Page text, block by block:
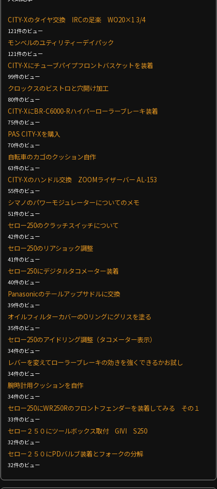
CITY-Xのタイヤ交換 IRCの足楽 WO20×1 3/4
121件のビュー
モンベルのユティリティーデイパック
121件のビュー
CITY-Xにチューブパイプフロントバスケットを装着
99件のビュー
クロックスのビストロと穴開け加工
80件のビュー
CITY-XにBR-C6000-Rハイパーローラーブレーキ装着
75件のビュー
PAS CITY-Xを購入
70件のビュー
自転車のカゴのクッション自作
63件のビュー
CITY-Xのハンドル交換 ZOOMライザーバー AL-153
55件のビュー
シマノのパワーモジュレーターについてのメモ
51件のビュー
セロー250のクラッチスイッチについて
42件のビュー
セロー250のリアショック調整
41件のビュー
セロー250にデジタルタコメーター装着
40件のビュー
Panasonicのテールアップサドルに交換
39件のビュー
オイルフィルターカバーのOリングにグリスを塗る
35件のビュー
セロー250のアイドリング調整（タコメーター表示）
34件のビュー
レバーを変えてローラーブレーキの効きを強くできるかお試し
34件のビュー
腕時計用クッションを自作
34件のビュー
セロー250にWR250Rのフロントフェンダーを装着してみる その１
33件のビュー
セロー２５０にツールボックス取付 GIVI S250
32件のビュー
セロー２５０にPDバルブ装着とフォークの分解
32件のビュー